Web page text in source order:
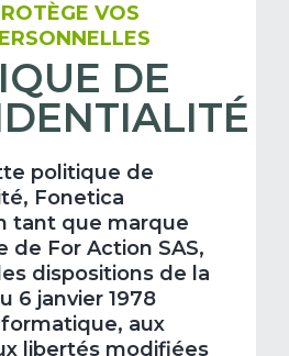
VOS
DE
politique de
Fonetica
tant que marque
de For Action SAS,
dispositions de la
6 janvier 1978
aux
libertés modifiées